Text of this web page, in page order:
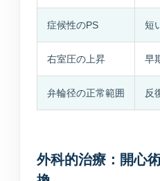
症候性のPS 短
右室圧の上昇 早
弁輪径の正常範囲 反
外科的治療：開心